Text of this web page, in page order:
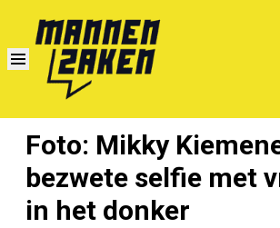
Foto: Mikky
bezwete selfie met
in het donker